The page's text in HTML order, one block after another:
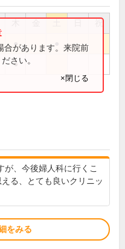
祝
●
●
合があります。来院前
さい。
×閉じる
、今後婦人科に行くこ
る、とても良いクリニッ
をみる